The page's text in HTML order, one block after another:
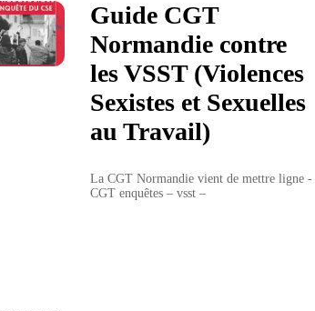
Guide CGT
Normandie contre
les VSST (Violences
Sexistes et Sexuelles
au Travail)
La CGT Normandie vient de mettre ligne -
CGT enquêtes – vsst –